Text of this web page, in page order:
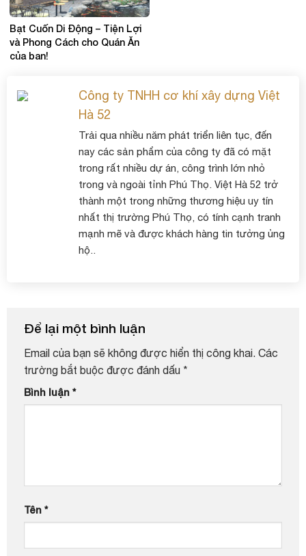
Bạt Cuốn Di Động – Tiện Lợi
và Phong Cách cho Quán Ăn
của bạn!
Công ty TNHH cơ khí xây dựng Việt
Hà 52
Trải qua nhiều năm phát triển liên tục, đến
nay các sản phẩm của công ty đã có mặt
trong rất nhiều dự án, công trình lớn nhỏ
trong và ngoài tỉnh Phú Thọ. Việt Hà 52 trở
thành một trong những thương hiệu uy tín
nhất thị trường Phú Thọ, có tính cạnh tranh
mạnh mẽ và được khách hàng tin tưởng ủng
hộ..
Để lại một bình luận
Email của bạn sẽ không được hiển thị công khai. Các
trường bắt buộc được đánh dấu *
Bình luận *
Tên *